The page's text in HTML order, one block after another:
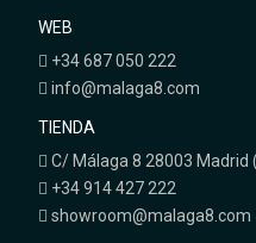
WEB
+34 687 050 222
info@malaga8.com
TIENDA
C/ Málaga 8 28003
+34 914 427 222
showroom@malaga8.com